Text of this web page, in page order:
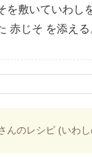
を敷いていわし
赤じそ を添える
んのレシピ (いわ